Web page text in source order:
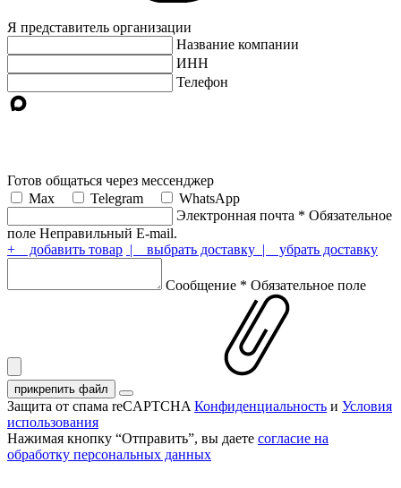
Я представитель организации
Название компании
ИНН
Телефон
Готов общаться через мессенджер
Max
Telegram
WhatsApp
Электронная почта * Обязательное
поле Неправильный E-mail.
+ добавить товар | выбрать доставку | убрать доставку
Сообщение * Обязательное поле
прикрепить файл
Защита от спама reCAPTCHA Конфиденциальность и Условия
использования
Нажимая кнопку “Отправить”, вы даете согласие на
обработку персональных данных